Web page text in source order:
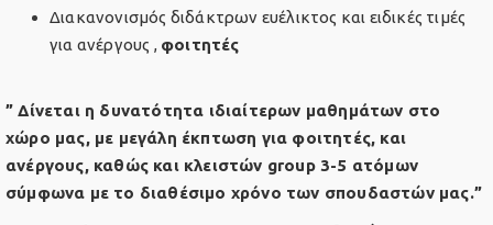
Διακανονισμός διδάκτρων ευέλικτος και ειδικές τιμές
για ανέργους , φοιτητές
” Δίνεται η δυνατότητα ιδιαίτερων μαθημάτων στο
χώρο μας, με μεγάλη έκπτωση για φοιτητές, και
ανέργους, καθώς και κλειστών group 3-5 ατόμων
σύμφωνα με το διαθέσιμο χρόνο των σπουδαστών μας.”